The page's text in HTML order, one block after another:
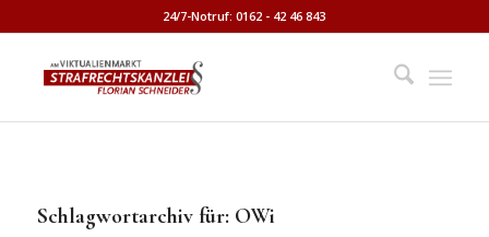
24/7-Notruf: 0162 - 42 46 843
Schlagwortarchiv für: OWi